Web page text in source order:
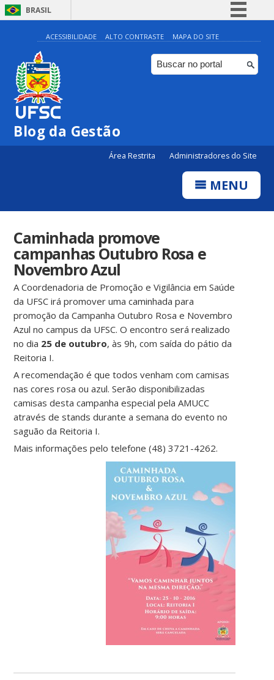
BRASIL
Simplifique!
Comunica BR
Participe
ACESSIBILIDADE ALTO CONTRASTE MAPA DO SITE
Blog da Gestão
Área Restrita Administradores do Site
MENU
Caminhada promove
campanhas Outubro Rosa e
Novembro Azul
A Coordenadoria de Promoção e Vigilância em Saúde
da UFSC irá promover uma caminhada para
promoção da Campanha Outubro Rosa e Novembro
Azul no campus da UFSC. O encontro será realizado
no dia 25 de outubro, às 9h, com saída do pátio da
Reitoria I.
A recomendação é que todos venham com camisas
nas cores rosa ou azul. Serão disponibilizadas
camisas desta campanha especial pela AMUCC
através de stands durante a semana do evento no
saguão da Reitoria I.
Mais informações pelo telefone (48) 3721-4262.